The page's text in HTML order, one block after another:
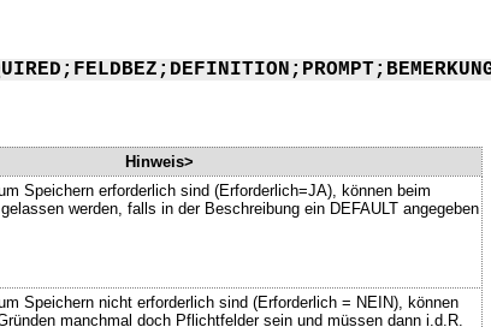
Hinweis>
Speichern erforderlich sind (Erforderlich=JA), können beim
werden, falls in der Beschreibung ein DEFAULT angegeben
Speichern nicht erforderlich sind (Erforderlich = NEIN), können
manchmal doch Pflichtfelder sein und müssen dann i.d.R.